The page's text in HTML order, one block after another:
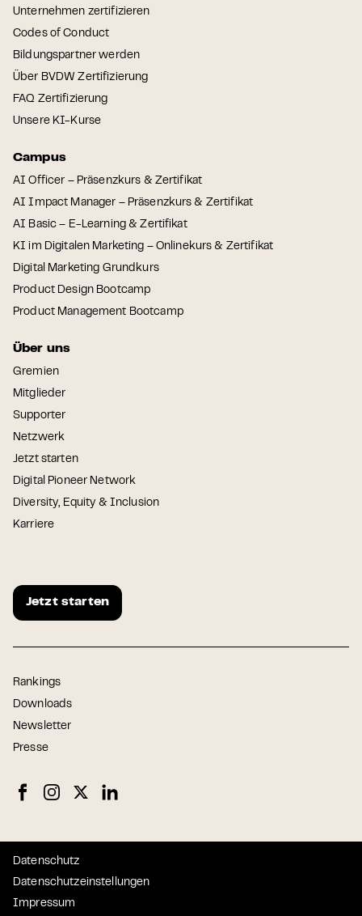
Unternehmen zertifizieren
Codes of Conduct
Bildungspartner werden
Über BVDW Zertifizierung
FAQ Zertifizierung
Unsere KI-Kurse
Campus
AI Officer – Präsenzkurs & Zertifikat
AI Impact Manager – Präsenzkurs & Zertifikat
AI Basic – E-Learning & Zertifikat
KI im Digitalen Marketing – Onlinekurs & Zertifikat
Digital Marketing Grundkurs
Product Design Bootcamp
Product Management Bootcamp
Über uns
Gremien
Mitglieder
Supporter
Netzwerk
Jetzt starten
Digital Pioneer Network
Diversity, Equity & Inclusion
Karriere
Jetzt starten
Rankings
Downloads
Newsletter
Presse
Datenschutz
Datenschutzeinstellungen
Impressum